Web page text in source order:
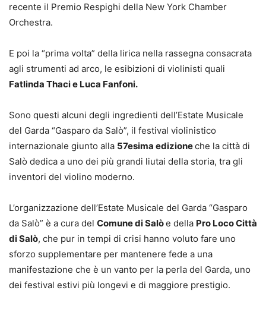
recente il Premio Respighi della New York Chamber
Orchestra.
E poi la “prima volta” della lirica nella rassegna consacrata
agli strumenti ad arco, le esibizioni di violinisti quali
Fatlinda Thaci e Luca Fanfoni.
Sono questi alcuni degli ingredienti dell’Estate Musicale
del Garda “Gasparo da Salò”, il festival violinistico
internazionale giunto alla 57esima edizioneche la città di
Salò dedica a uno dei più grandi liutai della storia, tra gli
inventori del violino moderno.
L’organizzazione dell’Estate Musicale del Garda “Gasparo
da Salò” è a cura del Comune di Salòe della Pro Loco Città
di Salò, che pur in tempi di crisi hanno voluto fare uno
sforzo supplementare per mantenere fede a una
manifestazione che è un vanto per la perla del Garda, uno
dei festival estivi più longevi e di maggiore prestigio.